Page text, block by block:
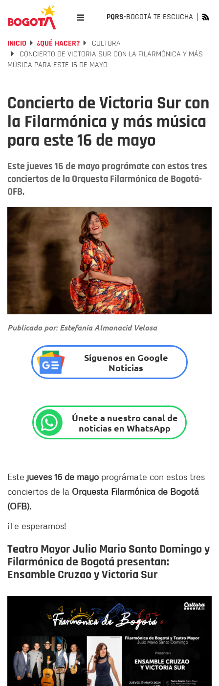
PQRS-BOGOTÁ TE ESCUCHA
INICIO ¿QUÉ HACER?
CULTURA
CONCIERTO DE VICTORIA SUR CON LA FILARMÓNICA Y MÁS
MÚSICA PARA ESTE 16 DE MAYO
Concierto de Victoria Sur con
la Filarmónica y más música
para este 16 de mayo
Este jueves 16 de mayo prográmate con estos tres
conciertos de la Orquesta Filarmónica de Bogotá-
OFB.
Publicado por: Estefania Almonacid Velosa
Síguenos en Google
Noticias
Únete a nuestro canal de
noticias en WhatsApp
Este jueves 16 de mayo prográmate con estos tres
conciertos de la Orquesta Filarmónica de Bogotá
(OFB).
¡Te esperamos!
Teatro Mayor Julio Mario Santo Domingo y
Filarmónica de Bogotá presentan:
Ensamble Cruzao y Victoria Sur